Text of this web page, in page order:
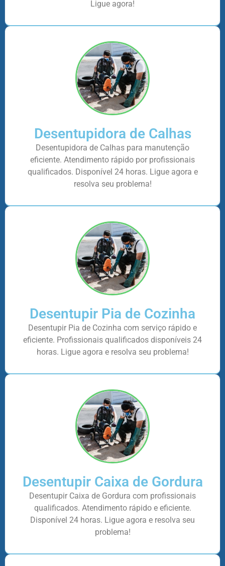
Ligue agora!
Desentupidora de Calhas
Desentupidora de Calhas para manutenção
eficiente. Atendimento rápido por profissionais
qualificados. Disponível 24 horas. Ligue agora e
resolva seu problema!
Desentupir Pia de Cozinha
Desentupir Pia de Cozinha com serviço rápido e
eficiente. Profissionais qualificados disponíveis 24
horas. Ligue agora e resolva seu problema!
Desentupir Caixa de Gordura
Desentupir Caixa de Gordura com profissionais
qualificados. Atendimento rápido e eficiente.
Disponível 24 horas. Ligue agora e resolva seu
problema!